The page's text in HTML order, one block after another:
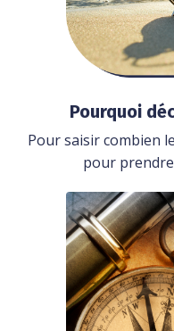
Pourquoi
Pour saisir combien
pour